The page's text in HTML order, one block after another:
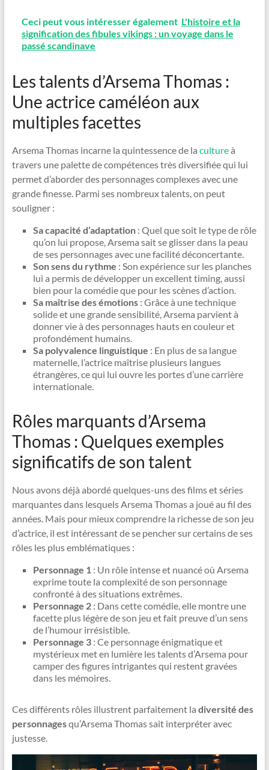
Ceci peut vous intéresser également L'histoire et la
signification des fibules vikings : un voyage dans le
passé scandinave
Les talents d’Arsema Thomas :
Une actrice caméléon aux
multiples facettes
Arsema Thomas incarne la quintessence de la cultureà
travers une palette de compétences très diversifiée qui lui
permet d’aborder des personnages complexes avec une
grande finesse. Parmi ses nombreux talents, on peut
souligner :
Sa capacité d’adaptation: Quel que soit le type de rôle
qu’on lui propose, Arsema sait se glisser dans la peau
de ses personnages avec une facilité déconcertante.
Son sens du rythme : Son expérience sur les planches
lui a permis de développer un excellent timing, aussi
bien pour la comédie que pour les scènes d’action.
Sa maîtrise des émotions: Grâce à une technique
solide et une grande sensibilité, Arsema parvient à
donner vie à des personnages hauts en couleur et
profondément humains.
Sa polyvalence linguistique : En plus de sa langue
maternelle, l’actrice maîtrise plusieurs langues
étrangères, ce qui lui ouvre les portes d’une carrière
internationale.
Rôles marquants d’Arsema
Thomas : Quelques exemples
significatifs de son talent
Nous avons déjà abordé quelques-uns des films et séries
marquantes dans lesquels Arsema Thomas a joué au fil des
années. Mais pour mieux comprendre la richesse de son jeu
d’actrice, il est intéressant de se pencher sur certains de ses
rôles les plus emblématiques :
Personnage 1: Un rôle intense et nuancé où Arsema
exprime toute la complexité de son personnage
confronté à des situations extrêmes.
Personnage 2: Dans cette comédie, elle montre une
facette plus légère de son jeu et fait preuve d’un sens
de l’humour irrésistible.
Personnage 3: Ce personnage énigmatique et
mystérieux met en lumière les talents d’Arsema pour
camper des figures intrigantes qui restent gravées
dans les mémoires.
Ces différents rôles illustrent parfaitement la diversité des
personnagesqu’Arsema Thomas sait interpréter avec
justesse.